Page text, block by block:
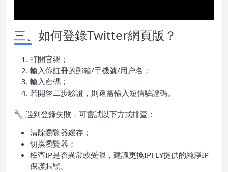
三、如何登錄Twitter網頁版？
打開官網；
輸入你註冊的郵箱/手機號/用户名；
輸入密碼；
若開啓二步驗證，則還需輸入短信驗證碼。
🔧 遇到登錄失敗，可嘗試以下方式排查：
清除瀏覽器緩存；
切換瀏覽器；
檢查IP是否異常或受限，建議更換IPFLY提供的純淨IP
保護賬號。